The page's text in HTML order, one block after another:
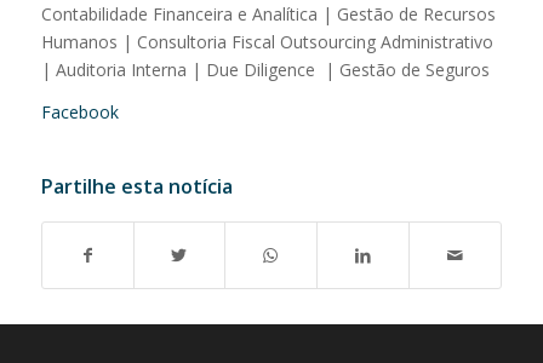
Contabilidade Financeira e Analítica | Gestão de Recursos
Humanos | Consultoria Fiscal Outsourcing Administrativo
| Auditoria Interna | Due Diligence | Gestão de Seguros
Facebook
Partilhe esta notícia